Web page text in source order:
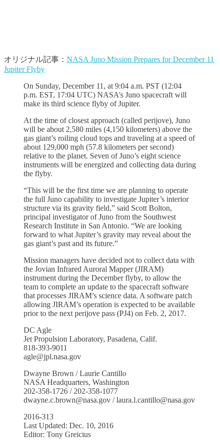
オリジナル記事： NASA Juno Mission Prepares for December 11
Jupiter Flyby
On Sunday, December 11, at 9:04 a.m. PST (12:04
p.m. EST, 17:04 UTC) NASA’s Juno spacecraft will
make its third science flyby of Jupiter.
At the time of closest approach (called perijove), Juno
will be about 2,580 miles (4,150 kilometers) above the
gas giant’s roiling cloud tops and traveling at a speed of
about 129,000 mph (57.8 kilometers per second)
relative to the planet. Seven of Juno’s eight science
instruments will be energized and collecting data during
the flyby.
“This will be the first time we are planning to operate
the full Juno capability to investigate Jupiter’s interior
structure via its gravity field,” said Scott Bolton,
principal investigator of Juno from the Southwest
Research Institute in San Antonio. “We are looking
forward to what Jupiter’s gravity may reveal about the
gas giant’s past and its future.”
Mission managers have decided not to collect data with
the Jovian Infrared Auroral Mapper (JIRAM)
instrument during the December flyby, to allow the
team to complete an update to the spacecraft software
that processes JIRAM’s science data. A software patch
allowing JIRAM’s operation is expected to be available
prior to the next perijove pass (PJ4) on Feb. 2, 2017.
DC Agle
Jet Propulsion Laboratory, Pasadena, Calif.
818-393-9011
agle@jpl.nasa.gov
Dwayne Brown / Laurie Cantillo
NASA Headquarters, Washington
202-358-1726 / 202-358-1077
dwayne.c.brown@nasa.gov / laura.l.cantillo@nasa.gov
2016-313
Last Updated: Dec. 10, 2016
Editor: Tony Greicius